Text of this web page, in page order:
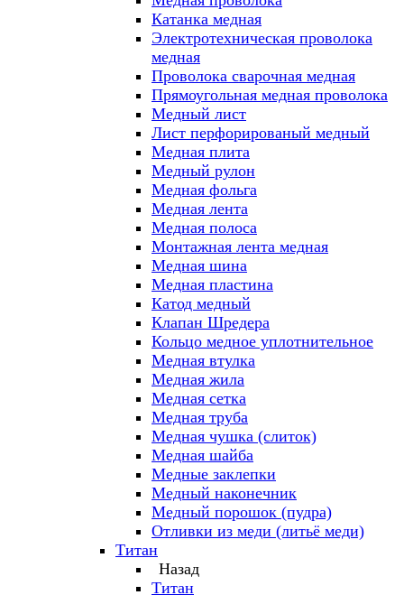
Катанка медная
Электротехническая проволока
медная
Проволока сварочная медная
Прямоугольная медная проволока
Медный лист
Лист перфорированый медный
Медная плита
Медный рулон
Медная фольга
Медная лента
Медная полоса
Монтажная лента медная
Медная шина
Медная пластина
Катод медный
Клапан Шредера
Кольцо медное уплотнительное
Медная втулка
Медная жила
Медная сетка
Медная труба
Медная чушка (слиток)
Медная шайба
Медные заклепки
Медный наконечник
Медный порошок (пудра)
Отливки из меди (литьё меди)
Титан
Назад
Титан